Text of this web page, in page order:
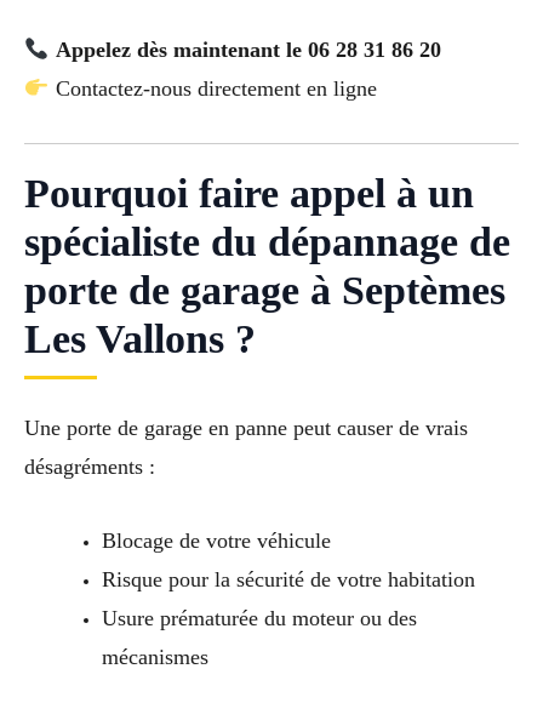
Appelez dès maintenant le 06 28 31 86 20
Contactez-nous directement en ligne
Pourquoi faire appel à un
spécialiste du dépannage de
porte de garage à Septèmes
Les Vallons ?
Une porte de garage en panne peut causer de vrais
désagréments :
Blocage de votre véhicule
Risque pour la sécurité de votre habitation
Usure prématurée du moteur ou des
mécanismes